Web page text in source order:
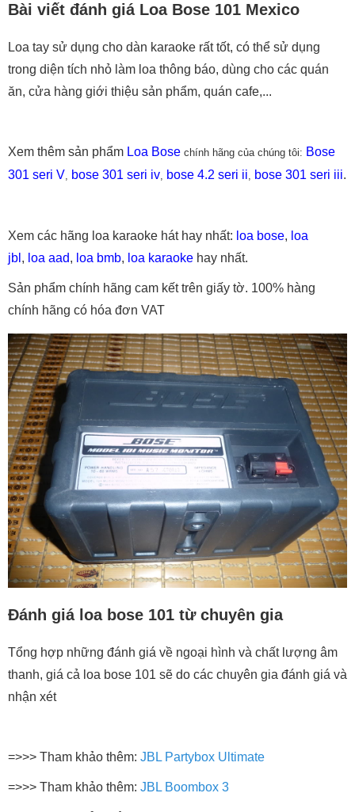
Bài viết đánh giá Loa Bose 101 Mexico
Loa tay sử dụng cho dàn karaoke rất tốt, có thể sử dụng
trong diện tích nhỏ làm loa thông báo, dùng cho các quán
ăn, cửa hàng giới thiệu sản phẩm, quán cafe,...
Xem thêm sản phẩm Loa Bose chính hãng của chúng tôi: Bose
301 seri V, bose 301 seri iv, bose 4.2 seri ii, bose 301 seri iii.
Xem các hãng loa karaoke hát hay nhất: loa bose, loa
jbl , loa aad, loa bmb, loa karaoke hay nhất.
Sản phẩm chính hãng cam kết trên giấy tờ. 100% hàng
chính hãng có hóa đơn VAT
Đánh giá loa bose 101 từ chuyên gia
Tổng hợp những đánh giá về ngoại hình và chất lượng âm
thanh, giá cả loa bose 101 sẽ do các chuyên gia đánh giá và
nhận xét
=>>> Tham khảo thêm: JBL Partybox Ultimate
=>>> Tham khảo thêm: JBL Boombox 3